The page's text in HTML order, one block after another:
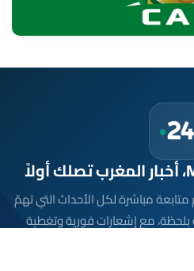
24 يوفّر لكم متابعة مباشرة لكل الأحداث التي تهمّ
بلحظة، مع إشعارات فورية وتغطية